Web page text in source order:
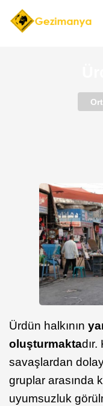
Ürdün halkının
oluşturmakta
savaşlardan
gruplar arasında
uyumsuzluk